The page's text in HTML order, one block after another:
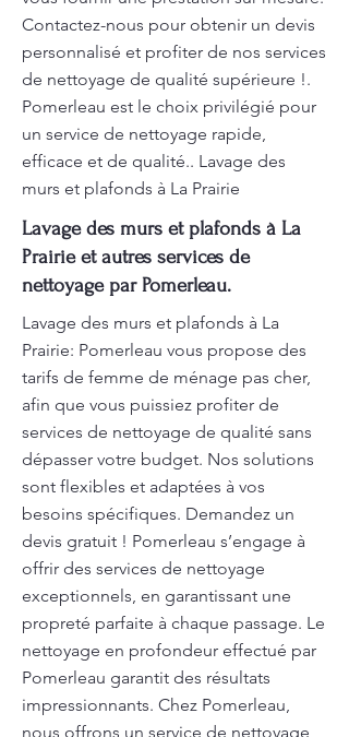
Contactez-nous pour obtenir un devis
personnalisé et profiter de nos services
de nettoyage de qualité supérieure !.
Pomerleau est le choix privilégié pour
un service de nettoyage rapide,
efficace et de qualité.. Lavage des
murs et plafonds à La Prairie
Lavage des murs et plafonds à La
Prairie et autres services de
nettoyage par Pomerleau.
Lavage des murs et plafonds à La
Prairie: Pomerleau vous propose des
tarifs de femme de ménage pas cher,
afin que vous puissiez profiter de
services de nettoyage de qualité sans
dépasser votre budget. Nos solutions
sont flexibles et adaptées à vos
besoins spécifiques. Demandez un
devis gratuit ! Pomerleau s’engage à
offrir des services de nettoyage
exceptionnels, en garantissant une
propreté parfaite à chaque passage. Le
nettoyage en profondeur effectué par
Pomerleau garantit des résultats
impressionnants. Chez Pomerleau,
nous offrons un service de nettoyage